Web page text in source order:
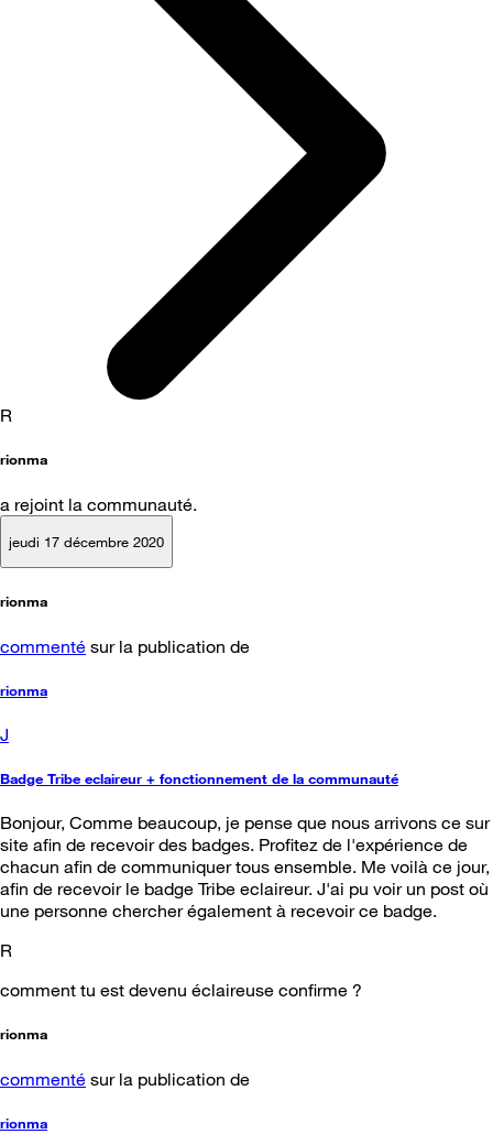
R
rionma
a rejoint la communauté.
jeudi 17 décembre 2020
rionma
commenté sur la publication de
rionma
J
Badge Tribe eclaireur + fonctionnement de la communauté
Bonjour, Comme beaucoup, je pense que nous arrivons ce sur
site afin de recevoir des badges. Profitez de l'expérience de
chacun afin de communiquer tous ensemble. Me voilà ce jour,
afin de recevoir le badge Tribe eclaireur. J'ai pu voir un post où
une personne chercher également à recevoir ce badge.
R
comment tu est devenu éclaireuse confirme ?
rionma
commenté sur la publication de
rionma